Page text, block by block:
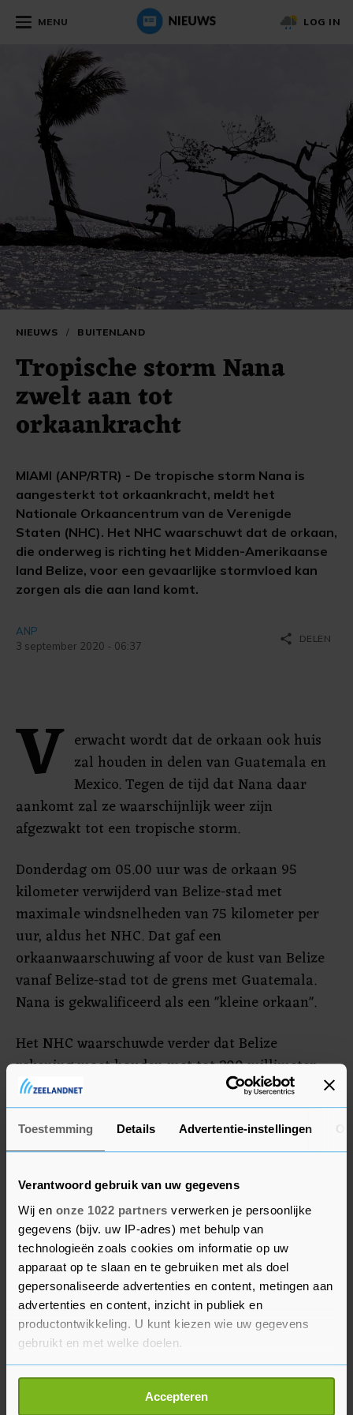
Toestemming Details Advertentie-instellingen
Verantwoord gebruik van uw gegevens
Wij en onze 1022 partners verwerken je persoonlijke
gegevens (bijv. uw IP-adres) met behulp van
technologieën zoals cookies om informatie op uw
apparaat op te slaan en te gebruiken met als doel
gepersonaliseerde advertenties en content, metingen aan
advertenties en content, inzicht in publiek en
productontwikkeling. U kunt kiezen wie uw gegevens
gebruikt en met welke doelen.
Als u het toestaat, willen we ook graag:
Informatie verzamelen over uw geografische
Accepteren
MENU LOG IN
NIEUWS / BUITENLAND
Tropische storm Nana
zwelt aan tot
orkaankracht
MIAMI (ANP/RTR) - De tropische storm Nana is
aangesterkt tot orkaankracht, meldt het
Nationale Orkaancentrum van de Verenigde
Staten (NHC). Het NHC waarschuwt dat de orkaan,
die onderweg is richting het Midden-Amerikaanse
land Belize, voor een gevaarlijke stormvloed kan
zorgen als die aan land komt.
ANP
3 september 2020 - 06:37
share DELEN
V erwacht wordt dat de orkaan ook huis
zal houden in delen van Guatemala en
Mexico. Tegen de tijd dat Nana daar
aankomt zal ze waarschijnlijk weer zijn
afgezwakt tot een tropische storm.
Donderdag om 05.00 uur was de orkaan 95
kilometer verwijderd van Belize-stad met
maximale windsnelheden van 75 kilometer per
uur, aldus het NHC. Dat gaf een
orkaanwaarschuwing af voor de kust van Belize
vanaf Belize-stad tot de grens met Guatemala.
Nana is gekwalificeerd als een "kleine orkaan".
Het NHC waarschuwde verder dat Belize
rekening moet houden met tot 200 millimeter
aan regen en een stormvloed van eventueel 90
centimeter.